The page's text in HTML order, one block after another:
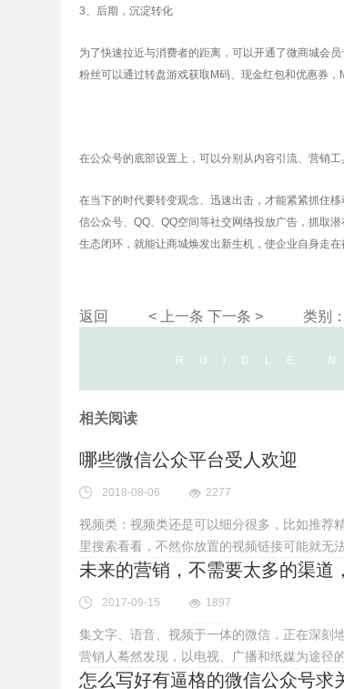
3、后期，沉淀转化
为了快速拉近与消费者的距离，可以开通了微商城会
粉丝可以通过转盘游戏获取M码、现金红包和优惠券
在公众号的底部设置上，可以分别从内容引流、营销
在当下的时代要转变观念、迅速出击，才能紧紧抓住
信公众号、QQ、QQ空间等社交网络投放广告，抓取
生态闭环，就能让商城焕发出新生机，使企业自身走在
返回 < 上一条 下一条 > 类别：
相关阅读
哪些微信公众平台受人欢迎
2018-08-06 2277
视频类：视频类还是可以细分很多，比如推荐
里搜索看看，不然你放置的视频链接可能就无
未来的营销，不需要太多的渠道
2017-09-15 1897
集文字、语音、视频于一体的微信，正在深刻
营销人蓦然发现，以电视、广播和纸媒为途径
怎么写好有逼格的微信公众号求